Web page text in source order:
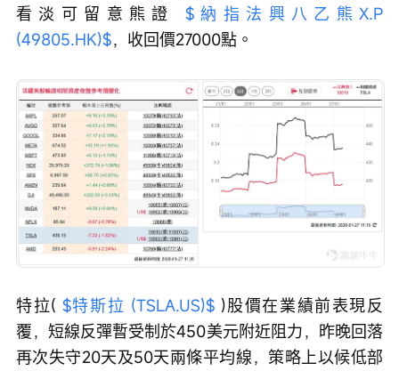
看淡可留意熊證 $納指法興八乙熊X.P
(49805.HK)$，收回價27000點。
特拉( $特斯拉 (TSLA.US)$ )股價在業績前表現反
覆，短線反彈暫受制於450美元附近阻力，昨晚回落
再次失守20天及50天兩條平均線，策略上以候低部